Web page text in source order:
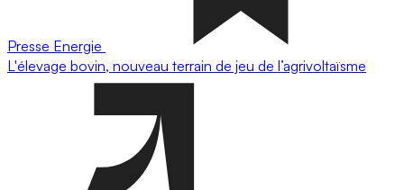
Presse Energie
L'élevage bovin, nouveau terrain de jeu de l’agrivoltaïsme